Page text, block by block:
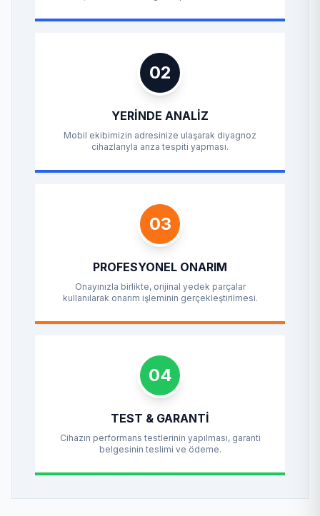
02
YERINDE ANALIZ
Mobil ekibimizin adresinize ulaşarak diyagnoz
cihazlarıyla arıza tespiti yapması.
03
PROFESYONEL ONARIM
Onayınızla birlikte, orijinal yedek parçalar
kullanılarak onarım işleminin gerçekleştirilmesi.
04
TEST & GARANTI
Cihazın performans testlerinin yapılması, garanti
belgesinin teslimi ve ödeme.